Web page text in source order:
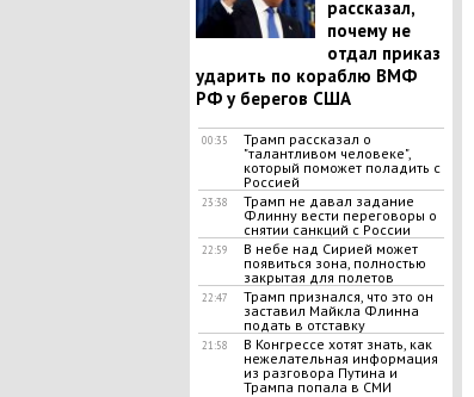
рассказал,
почему не
отдал приказ
ударить по кораблю ВМФ
РФ у берегов США
00:35
Трамп рассказал о
"талантливом человеке",
который поможет поладить с
Россией
23:38
Трамп не давал задание
Флинну вести переговоры о
снятии санкций с России
22:59
В небе над Сирией может
появиться зона, полностью
закрытая для полетов
22:47
Трамп признался, что это он
заставил Майкла Флинна
подать в отставку
21:58
В Конгрессе хотят знать, как
нежелательная информация
из разговора Путина и
Трампа попала в СМИ